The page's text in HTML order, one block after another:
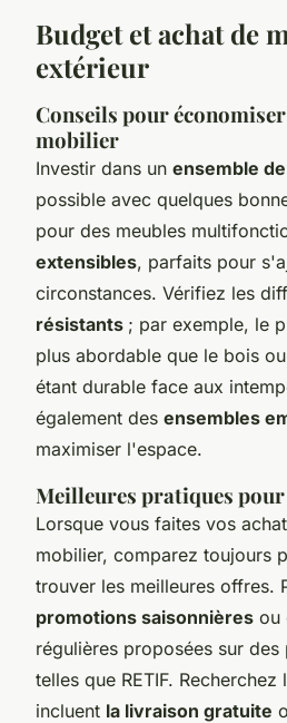
Budget et achat de
extérieur
Conseils pour
mobilier
Investir dans un ensemble
possible avec quelques
pour des meubles
extensibles, parfaits pour
circonstances. Vérifiez les
résistants ; par exemple, le
plus abordable que le bois
étant durable face aux
également des ensembles
maximiser l'espace.
Meilleures pratiques pour
Lorsque vous faites vos
mobilier, comparez toujours
trouver les meilleures offres.
promotions saisonnières ou
régulières proposées sur
telles que RETIF.
incluent la livraison gratuite